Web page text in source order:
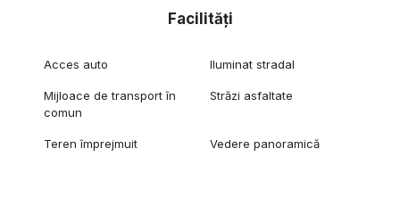
Facilități
Acces auto Iluminat stradal
Mijloace de transport în
comun
Străzi asfaltate
Teren împrejmuit Vedere panoramică